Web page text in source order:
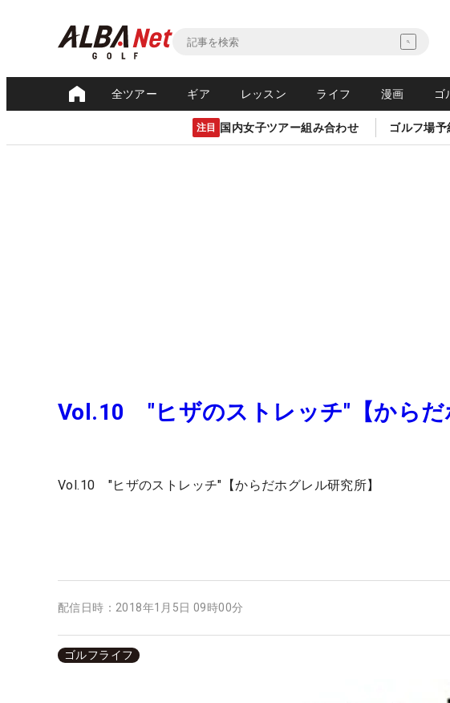
全ツアー ギア レッスン ライフ 漫画 ゴ
注目 国内女子ツアー組み合わせ ゴルフ場
Vol.10 "ヒザのストレッチ"【からだ
Vol.10 "ヒザのストレッチ"【からだホグレル研究所】
配信日時： 2018年1月5日 09時00分
ゴルフライフ